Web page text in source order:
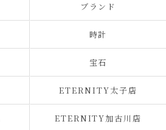
ブランド
時計
宝石
ETERNITY太子店
ETERNITY加古川店